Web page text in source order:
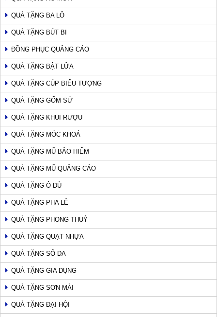
QUÀ TẶNG BA LÔ
QUÀ TẶNG BÚT BI
ĐỒNG PHỤC QUẢNG CÁO
QUÀ TẶNG BẬT LỬA
QUÀ TẶNG CÚP BIỂU TƯỢNG
QUÀ TẶNG GỐM SỨ
QUÀ TẶNG KHUI RƯỢU
QUÀ TẶNG MÓC KHOÁ
QUÀ TẶNG MŨ BẢO HIỂM
QUÀ TẶNG MŨ QUẢNG CÁO
QUÀ TẶNG Ô DÙ
QUÀ TẶNG PHA LÊ
QUÀ TẶNG PHONG THUỶ
QUÀ TẶNG QUẠT NHỰA
QUÀ TẶNG SỔ DA
QUÀ TẶNG GIA DỤNG
QUÀ TẶNG SƠN MÀI
QUÀ TẶNG ĐẠI HỘI